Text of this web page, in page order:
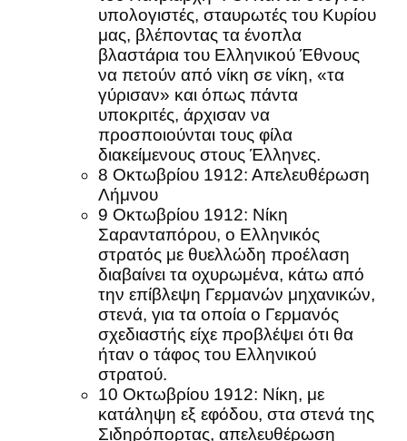
υπολογιστές, σταυρωτές του Κυρίου
μας, βλέποντας τα ένοπλα
βλαστάρια του Ελληνικού Έθνους
να πετούν από νίκη σε νίκη, «τα
γύρισαν» και όπως πάντα
υποκριτές, άρχισαν να
προσποιούνται τους φίλα
διακείμενους στους Έλληνες.
8 Οκτωβρίου 1912: Απελευθέρωση
Λήμνου
9 Οκτωβρίου 1912: Νίκη
Σαρανταπόρου, ο Ελληνικός
στρατός με θυελλώδη προέλαση
διαβαίνει τα οχυρωμένα, κάτω από
την επίβλεψη Γερμανών μηχανικών,
στενά, για τα οποία ο Γερμανός
σχεδιαστής είχε προβλέψει ότι θα
ήταν ο τάφος του Ελληνικού
στρατού.
10 Οκτωβρίου 1912: Νίκη, με
κατάληψη εξ εφόδου, στα στενά της
Σιδηρόπορτας, απελευθέρωση